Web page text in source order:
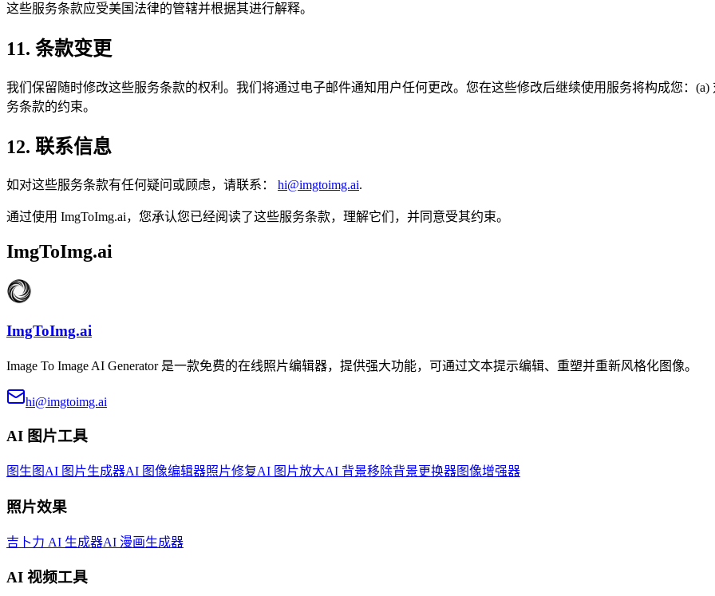
这些服务条款应受美国法律的管辖并根据其进行解释。
11. 条款变更
我们保留随时修改这些服务条款的权利。我们将通过电子邮件通知用户任何更改。您在这些修改后继续使用服务将构成您：
务条款的约束。
12. 联系信息
如对这些服务条款有任何疑问或顾虑，请联系： hi@imgtoimg.ai.
通过使用 ImgToImg.ai，您承认您已经阅读了这些服务条款，理解它们，并同意受其约束。
ImgToImg.ai
ImgToImg.ai
Image To Image AI Generator 是一款免费的在线照片编辑器，提供强大功能，可通过文本提示编辑、重塑并重新风格化图像。
hi@imgtoimg.ai
AI 图片工具
图生图 AI 图片生成器AI 图像编辑器照片修复AI 图片放大AI 背景移除背景更换器图像增强器
照片效果
吉卜力 AI 生成器AI 漫画生成器
AI 视频工具